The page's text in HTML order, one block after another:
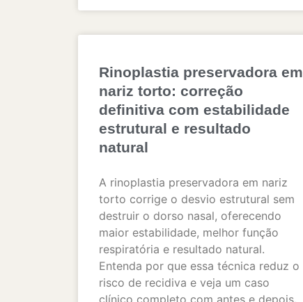
Rinoplastia preservadora em
nariz torto: correção
definitiva com estabilidade
estrutural e resultado
natural
A rinoplastia preservadora em nariz
torto corrige o desvio estrutural sem
destruir o dorso nasal, oferecendo
maior estabilidade, melhor função
respiratória e resultado natural.
Entenda por que essa técnica reduz o
risco de recidiva e veja um caso